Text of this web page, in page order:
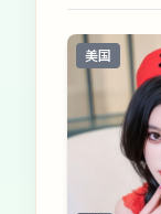
美国